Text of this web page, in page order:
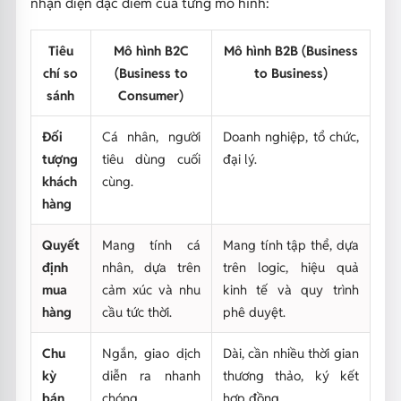
Tiêu
chí so
sánh
Mô hình B2C
(Business to
Consumer)
Mô hình B2B (Business
to Business)
Đối
tượng
khách
hàng
Cá nhân, người
tiêu dùng cuối
cùng.
Doanh nghiệp, tổ chức,
đại lý.
Quyết
định
mua
hàng
Mang tính cá
nhân, dựa trên
cảm xúc và nhu
cầu tức thời.
Mang tính tập thể, dựa
trên logic, hiệu quả
kinh tế và quy trình
phê duyệt.
Chu
kỳ
Ngắn, giao dịch
diễn ra nhanh
Dài, cần nhiều thời gian
thương thảo, ký kết